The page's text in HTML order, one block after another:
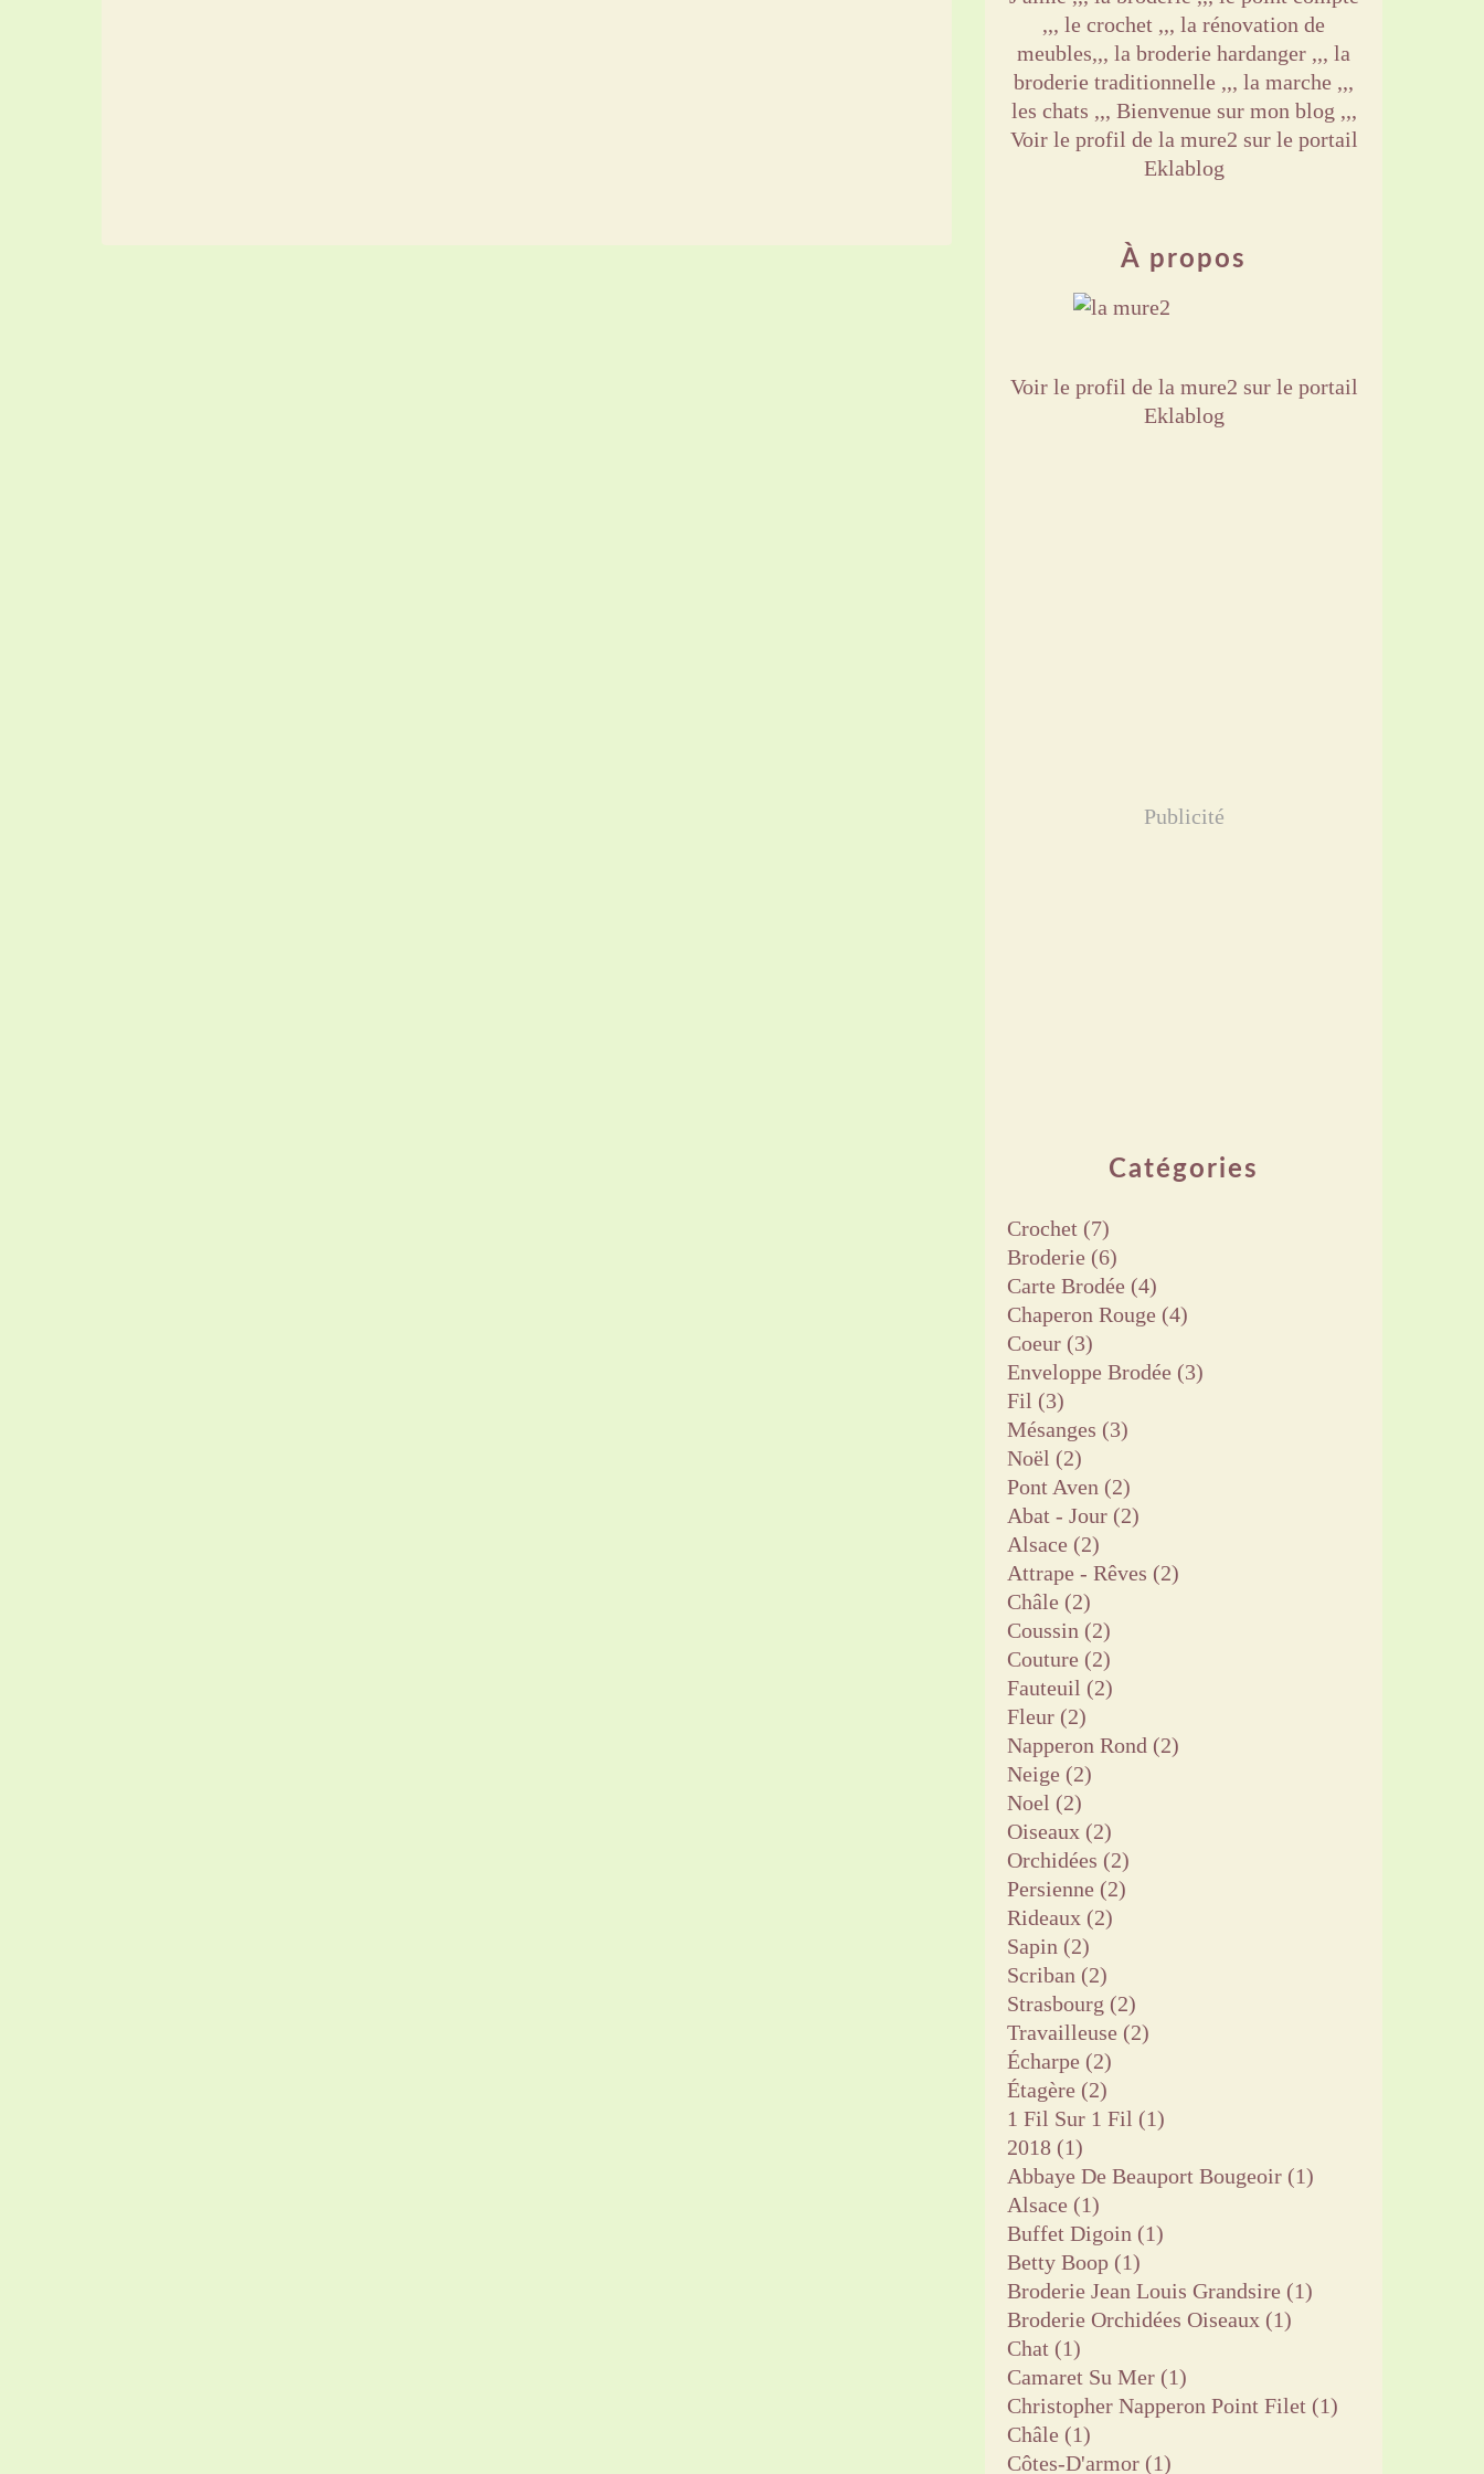
Catégories
Crochet (7)
Broderie (6)
Carte Brodée (4)
Chaperon Rouge (4)
Coeur (3)
Enveloppe Brodée (3)
Fil (3)
Mésanges (3)
Noël (2)
Pont Aven (2)
Abat - Jour (2)
Alsace (2)
Attrape - Rêves (2)
Châle (2)
Coussin (2)
Couture (2)
Fauteuil (2)
Fleur (2)
Napperon Rond (2)
Neige (2)
Noel (2)
Oiseaux (2)
Orchidées (2)
Persienne (2)
Rideaux (2)
Sapin (2)
Scriban (2)
Strasbourg (2)
Travailleuse (2)
Écharpe (2)
Étagère (2)
1 Fil Sur 1 Fil (1)
2018 (1)
Abbaye De Beauport Bougeoir (1)
Alsace (1)
Buffet Digoin (1)
Betty Boop (1)
Broderie Jean Louis Grandsire (1)
Broderie Orchidées Oiseaux (1)
Chat (1)
Camaret Su Mer (1)
Christopher Napperon Point Filet (1)
Châle (1)
Côtes-D'armor (1)
,,, le crochet ,,, la rénovation de
meubles,,, la broderie hardanger ,,, la
broderie traditionnelle ,,, la marche ,,,
les chats ,,, Bienvenue sur mon blog ,,,
Voir le profil de la mure2 sur le portail
Eklablog
À propos
Voir le profil de la mure2 sur le portail
Eklablog
Publicité